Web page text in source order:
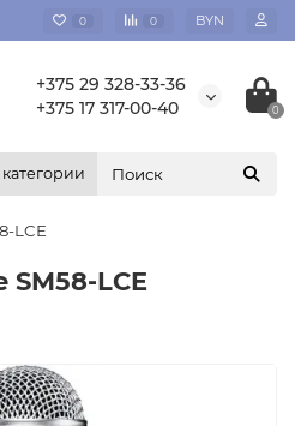
0 0 BYN
+375 29 328-33-36
+375 17 317-00-40
0
LCE
LCE